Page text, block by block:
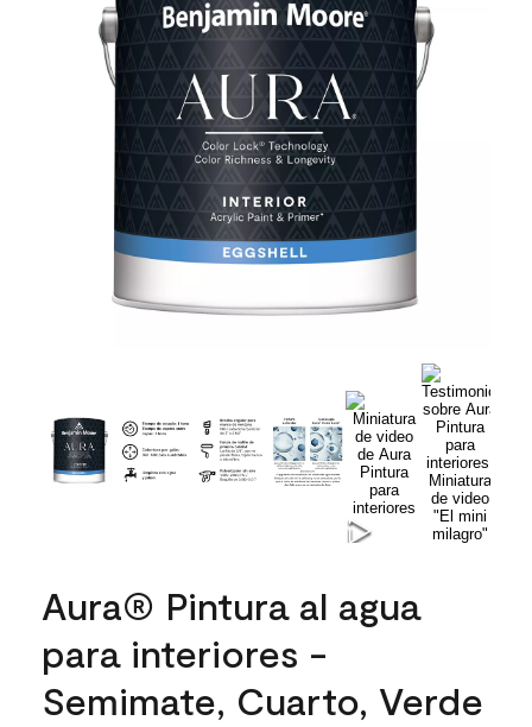
Aura® Pintura al agua
para interiores -
Semimate, Cuarto, Verde